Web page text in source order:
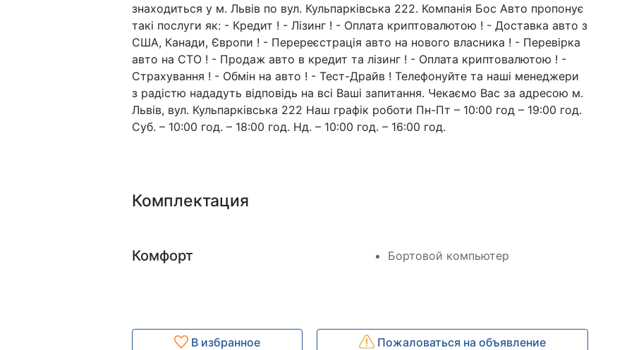
знаходиться у м. Львів по вул. Кульпарківська 222. Компанія Бос Авто пропонує
такі послуги як: - Кредит ! - Лізинг ! - Оплата криптовалютою ! - Доставка авто з
США, Канади, Європи ! - Перереєстрація авто на нового власника ! - Перевірка
авто на СТО ! - Продаж авто в кредит та лізинг ! - Оплата криптовалютою ! -
Страхування ! - Обмін на авто ! - Тест-Драйв ! Телефонуйте та наші менеджери
з радістю нададуть відповідь на всі Ваші запитання. Чекаємо Вас за адресою м.
Львів, вул. Кульпарківська 222 Наш графік роботи Пн-Пт – 10:00 год – 19:00 год.
Суб. – 10:00 год. – 18:00 год. Нд. – 10:00 год. – 16:00 год.
Комплектация
Комфорт Бортовой компьютер
В избранное Пожаловаться на объявление